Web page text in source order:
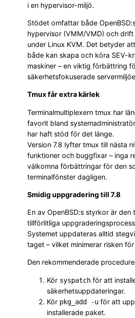
i en hypervisor-miljö.
Stödet omfattar både
hypervisor (VMM/VMD) och
under Linux KVM. Det betyder
både kan skapa och köra SEV-
maskiner – en viktig förbättring
säkerhetsfokuserade
Tmux får extra kärlek
Terminalmultiplexern tmux har
favorit bland
har haft stöd för det länge.
Version 7.8 lyfter tmux till nästa
funktioner och buggfixar – inga
välkomna förbättringar för den
terminalfönster dagligen.
Smidig uppgradering till 7.8
En av OpenBSD:s styrkor är den
tillförlitliga
Systemet uppdateras alltid
taget – vilket minimerar risken
Den rekommenderade
Kör syspatch för att
säkerhetsuppdateringar.
Kör pkg_add -u för att
installerade paket.